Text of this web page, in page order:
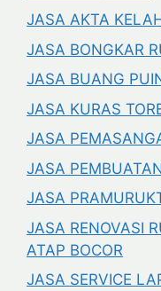
JASA AKTA
JASA BONGKAR
JASA BUANG
JASA KURAS
JASA
JASA
JASA
JASA RENOVASI
ATAP BOCOR
JASA SERVICE